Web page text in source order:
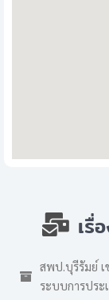
เรื่
สพป.บุรีรัมย์ เ
ระบบการปร